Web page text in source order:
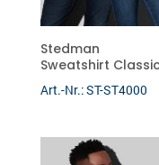
Stedman
Sweatshirt Classic
Art.-Nr.: ST-ST4000